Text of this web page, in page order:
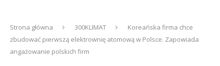
Strona główna 300KLIMAT
Koreańska firma chce
zbudować pierwszą elektrownię atomową w Polsce. Zapowiada
angażowanie polskich firm